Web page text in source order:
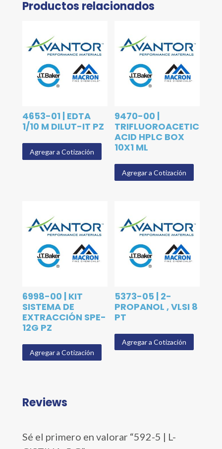
Productos relacionados
4653-01 | EDTA
1/10 M DILUT-IT PZ
Agregar a Cotización
9470-00 |
TRIFLUOROACETIC
ACID HPLC BOX
10X1 ML
Agregar a Cotización
6998-00 | KIT
SISTEMA DE
EXTRACCIÓN SPE-
12G PZ
Agregar a Cotización
5373-05 | 2-
PROPANOL , VLSI 8
PT
Agregar a Cotización
Reviews
Sé el primero en valorar “592-5 | L-